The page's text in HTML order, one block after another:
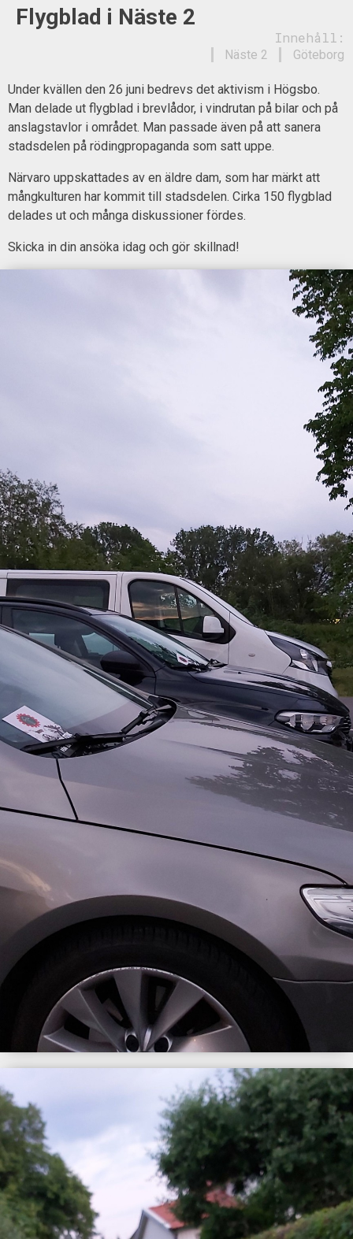
Flygblad i Näste 2
Innehåll:
Göteborg
Näste 2
Under kvällen den 26 juni bedrevs det aktivism i Högsbo.
Man delade ut flygblad i brevlådor, i vindrutan på bilar och på
anslagstavlor i området. Man passade även på att sanera
stadsdelen på rödingpropaganda som satt uppe.
Närvaro uppskattades av en äldre dam, som har märkt att
mångkulturen har kommit till stadsdelen. Cirka 150 flygblad
delades ut och många diskussioner fördes.
Skicka in din ansöka idag och gör skillnad!